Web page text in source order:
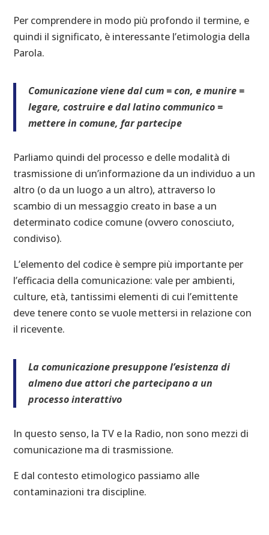
Per comprendere in modo più profondo il termine, e
quindi il significato, è interessante l’etimologia della
Parola.
Comunicazione viene dal cum = con, e munire =
legare, costruire e dal latino communico =
mettere in comune, far partecipe
Parliamo quindi del processo e delle modalità di
trasmissione di un’informazione da un individuo a un
altro (o da un luogo a un altro), attraverso lo
scambio di un messaggio creato in base a un
determinato codice comune (ovvero conosciuto,
condiviso).
L’elemento del codice è sempre più importante per
l’efficacia della comunicazione: vale per ambienti,
culture, età, tantissimi elementi di cui l’emittente
deve tenere conto se vuole mettersi in relazione con
il ricevente.
La comunicazione presuppone l’esistenza di
almeno due attori che partecipano a un
processo interattivo
In questo senso, la TV e la Radio, non sono mezzi di
comunicazione ma di trasmissione.
E dal contesto etimologico passiamo alle
contaminazioni tra discipline.